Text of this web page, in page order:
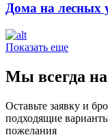
Дома на лесных
Показать еще
Мы всегда на
Оставьте заявку и
подходящие
пожелания